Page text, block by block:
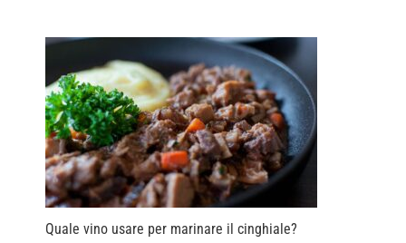
Quale vino usare per marinare il cinghiale?